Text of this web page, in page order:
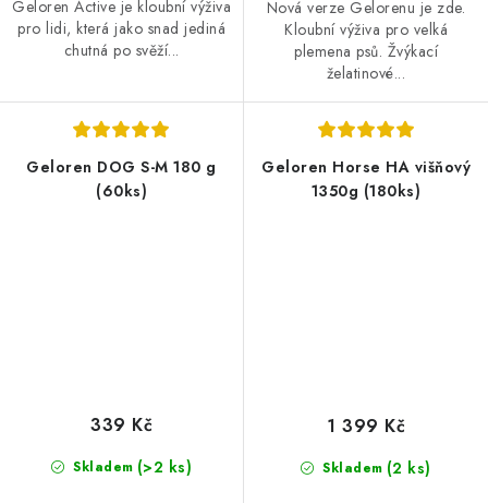
Geloren Active je kloubní výživa
pro lidi, která jako snad jediná
chutná po svěží...
Nová verze Gelorenu je zde.
Kloubní výživa pro velká
plemena psů. Žvýkací
želatinové...
Geloren DOG S-M 180 g
(60ks)
Skladem (>2 ks)
339 Kč
Geloren Horse HA višňový
1350g (180ks)
Skladem (2 ks)
1 399 Kč